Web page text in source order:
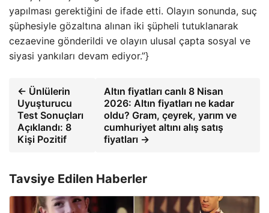
yapılması gerektiğini de ifade etti. Olayın sonunda, suç
şüphesiyle gözaltına alınan iki şüpheli tutuklanarak
cezaevine gönderildi ve olayın ulusal çapta sosyal ve
siyasi yankıları devam ediyor.”}
← Ünlülerin
Uyuşturucu
Test Sonuçları
Açıklandı: 8
Kişi Pozitif
Altın fiyatları canlı 8 Nisan
2026: Altın fiyatları ne kadar
oldu? Gram, çeyrek, yarım ve
cumhuriyet altını alış satış
fiyatları →
Tavsiye Edilen Haberler